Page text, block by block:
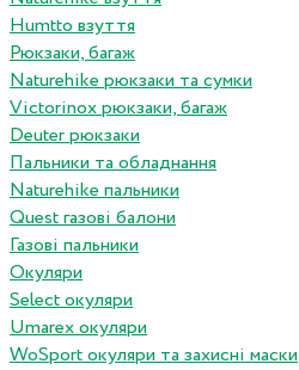
Humtto взуття
Рюкзаки, багаж
Naturehike рюкзаки та сумки
Victorinox рюкзаки, багаж
Deuter рюкзаки
Пальники та обладнання
Naturehike пальники
Quest газові балони
Газові пальники
Окуляри
Select окуляри
Umarex окуляри
WoSport окуляри та захисні маски